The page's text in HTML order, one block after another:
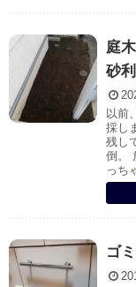
庭
砂
以前
採し
残し
倒。
っち
ゴ